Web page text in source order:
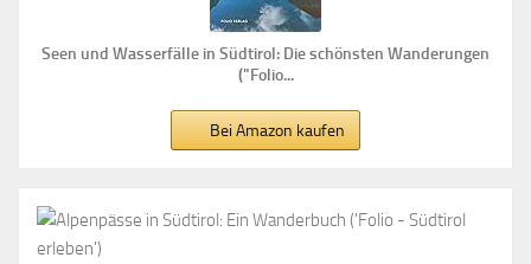
Seen und Wasserfälle in Südtirol: Die schönsten Wanderungen
("Folio...
Bei Amazon kaufen